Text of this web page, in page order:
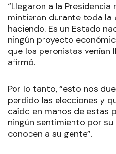
“Llegaron a la
mintieron durante toda la
haciendo. Es un Estado
ningún proyecto
que los peronistas venían
afirmó.
Por lo tanto, “esto nos
perdido las elecciones y
caído en manos de estas
ningún sentimiento por su
conocen a su gente”.